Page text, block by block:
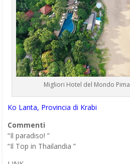
Migliori Hotel del Mondo
Ko Lanta, Provincia di Krabi
Commenti
“Il paradiso! ”
“Il Top in Thailandia ”